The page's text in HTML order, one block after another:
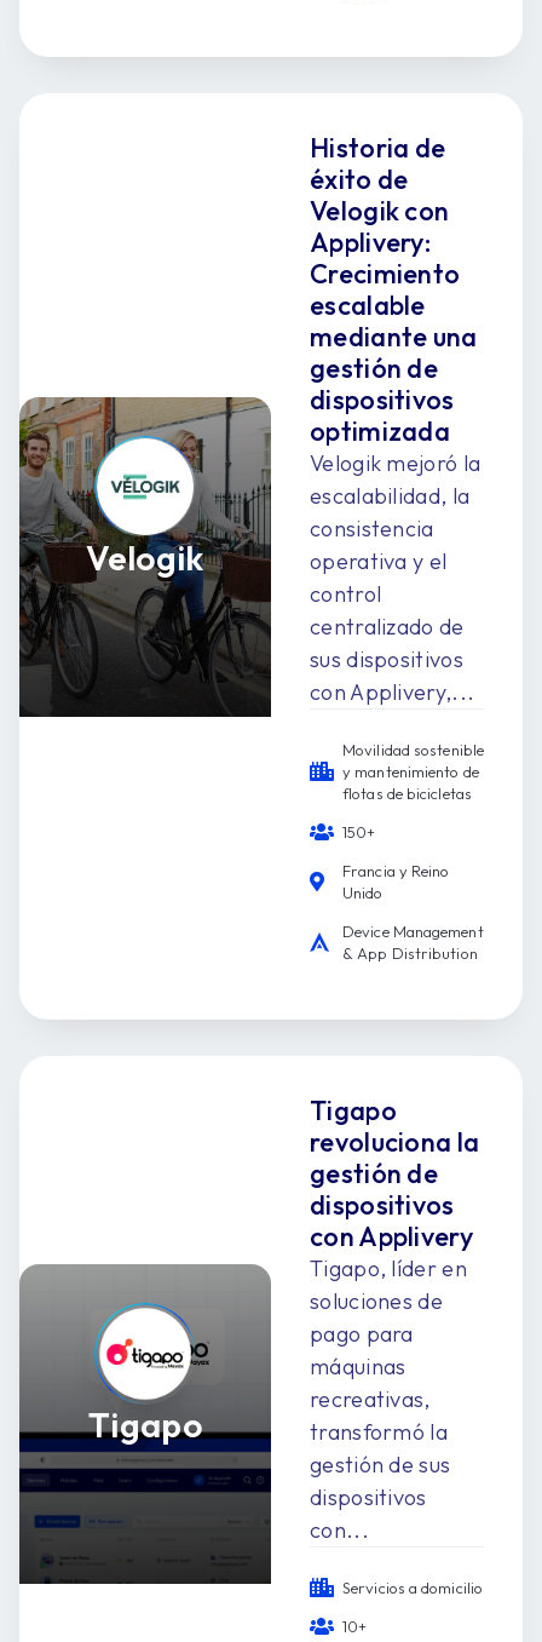
Velogik
Historia de
éxito de
Velogik con
Applivery:
Crecimiento
escalable
mediante una
gestión de
dispositivos
optimizada
Velogik mejoró la
escalabilidad, la
consistencia
operativa y el
control
centralizado de
sus dispositivos
con Applivery,...
Movilidad sostenible
y mantenimiento de
flotas de bicicletas
150+
Francia y Reino
Unido
Device Management
& App Distribution
Tigapo
Tigapo
revoluciona la
gestión de
dispositivos
con Applivery
Tigapo, líder en
soluciones de
pago para
máquinas
recreativas,
transformó la
gestión de sus
dispositivos
con...
Servicios a domicilio
10+